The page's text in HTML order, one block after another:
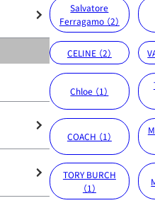
Salvatore
Ferragamo （2）
CELINE （2）
Chloe （1）
COACH （1）
TORY BURCH
（1）